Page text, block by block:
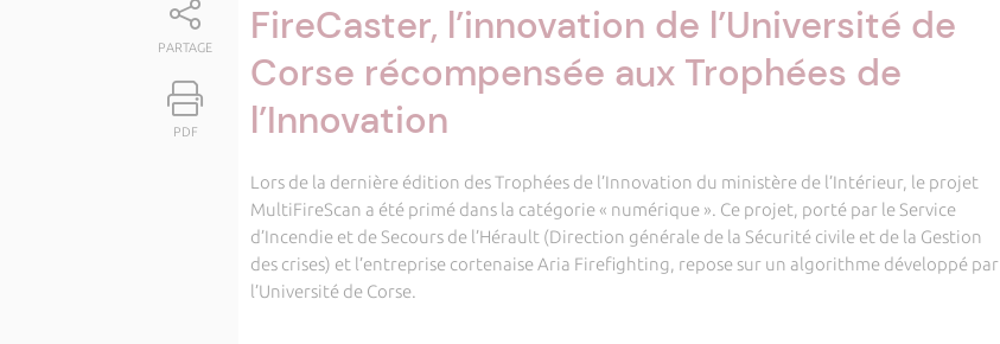
PARTAGE
PDF
FireCaster, l’innovation de l’Université de
Corse récompensée aux Trophées de
l’Innovation
Lors de la dernière édition des Trophées de l’Innovation du ministère de l’Intérieur, le projet
MultiFireScan a été primé dans la catégorie « numérique ». Ce projet, porté par le Service
d’Incendie et de Secours de l’Hérault (Direction générale de la Sécurité civile et de la Gestion
des crises) et l’entreprise cortenaise Aria Firefighting, repose sur un algorithme développé par
l’Université de Corse.